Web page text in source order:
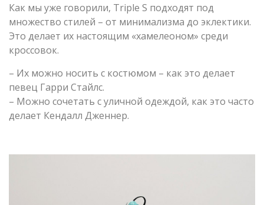
Как мы уже говорили, Triple S подходят под
множество стилей – от минимализма до эклектики.
Это делает их настоящим «хамелеоном» среди
кроссовок.
– Их можно носить с костюмом – как это делает
певец Гарри Стайлс.
– Можно сочетать с уличной одеждой, как это часто
делает Кендалл Дженнер.